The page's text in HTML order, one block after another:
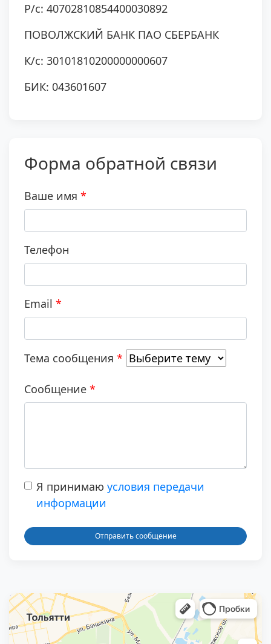
Р/с: 40702810854400030892
ПОВОЛЖСКИЙ БАНК ПАО СБЕРБАНК
К/с: 30101810200000000607
БИК: 043601607
Форма обратной связи
Ваше имя
Телефон
Email
Тема сообщения
Сообщение
Я принимаю условия передачи
информации
Отправить сообщение